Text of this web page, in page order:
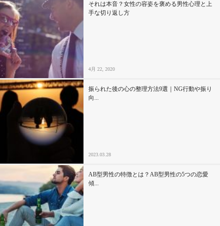
それは本音？女性の容姿を褒める男性心理と上
手な切り返し方
4月 22, 2020
振られた後の心の整理方法9選｜NG行動や振り
向...
2023.03.28
AB型男性の特徴とは？AB型男性の5つの恋愛
傾...